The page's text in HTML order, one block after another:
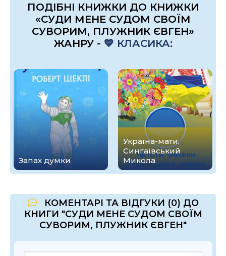
ПОДІБНІ КНИЖКИ ДО КНИЖКИ
«СУДИ МЕНЕ СУДОМ СВОЇМ
СУВОРИМ, ПЛУЖНИК ЄВГЕН»
ЖАНРУ - 💙 КЛАСИКА:
Запах думки
Україна-мати,
Сингаївський
Микола
КОМЕНТАРІ ТА ВІДГУКИ (0) ДО
КНИГИ "СУДИ МЕНЕ СУДОМ СВОЇМ
СУВОРИМ, ПЛУЖНИК ЄВГЕН"